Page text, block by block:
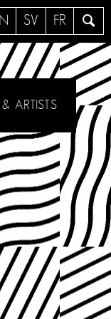
a
e
SV FR
ARTISTS